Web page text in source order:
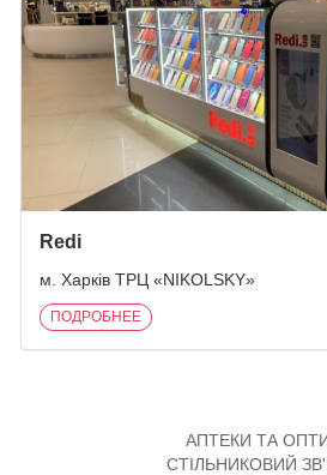
Redi
м. Харків ТРЦ «NIKOLSKY»
ПОДРОБНЕЕ
АПТЕКИ ТА
СТІЛЬНИКОВИЙ